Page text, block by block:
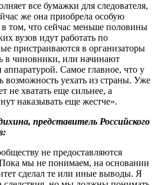
все бумажки для следователя,
же она приобрела особую
в том, что сейчас меньше половины
вузов идут работать по
пристраиваются в организаторы
в чиновники, или начинают
аппаратурой. Самое главное, что у
возможность уехать из страны. Уже
не хватать еще сильнее, а
наказывать еще жестче».
представитель Российского
не предоставляются
Пока мы не понимаем, на основании
сделал те или иные выводы. Я